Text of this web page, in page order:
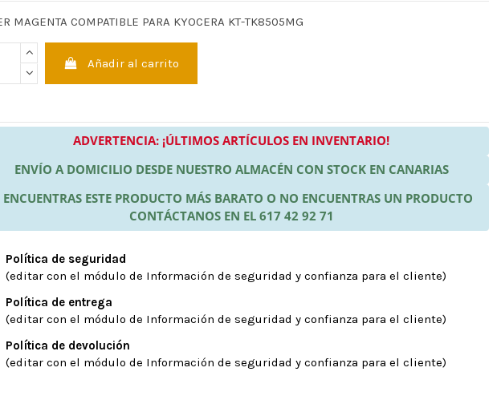
MAGENTA COMPATIBLE PARA KYOCERA KT-TK8505MG
Añadir al carrito
ADVERTENCIA: ¡ÚLTIMOS ARTÍCULOS EN INVENTARIO!
ENVÍO A DOMICILIO DESDE NUESTRO ALMACÉN CON STOCK EN CANARIAS
ENCUENTRAS ESTE PRODUCTO MÁS BARATO O NO ENCUENTRAS UN PRODUCTO
CONTÁCTANOS EN EL 617 42 92 71
Política de seguridad
(editar con el módulo de Información de seguridad y confianza para el cliente)
Política de entrega
(editar con el módulo de Información de seguridad y confianza para el cliente)
Política de devolución
(editar con el módulo de Información de seguridad y confianza para el cliente)